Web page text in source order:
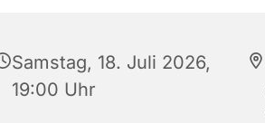
Samstag, 18. Juli 2026,
19:00 Uhr